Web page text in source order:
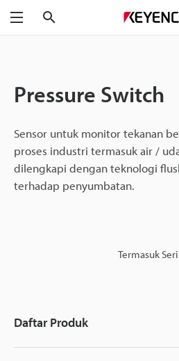
Menu
Pressure Switch
Sensor untuk monitor tekanan
proses industri termasuk air /
dilengkapi dengan teknologi
terhadap penyumbatan.
Termasuk
Daftar Produk